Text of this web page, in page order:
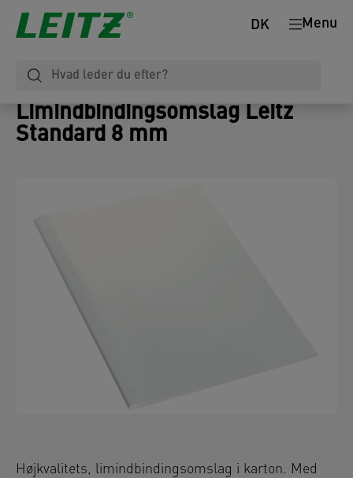
Menu
DK
Limindbindingsomslag Leitz
Standard 8 mm
Højkvalitets, limindbindingsomslag i karton. Med